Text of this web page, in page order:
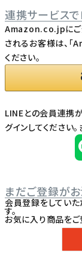
連携サービスで
Amazon.co.jpにご
されるお客様は、「
ください。
LINEとの会員連携
グインしてください。
まだご登録が
会員登録をしてい
す。
お気に入り商品を